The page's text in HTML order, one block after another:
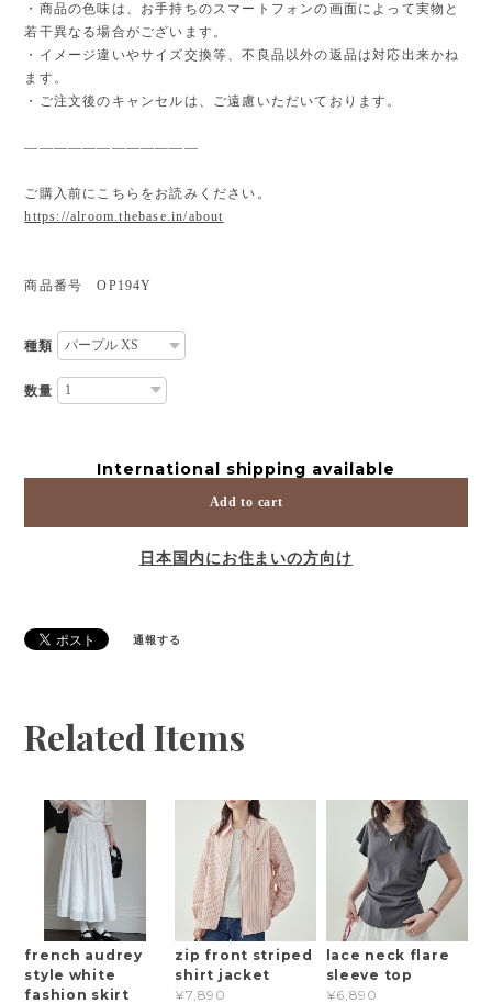
・商品の色味は、お手持ちのスマートフォンの画面によって実物と
若干異なる場合がございます。
・イメージ違いやサイズ交換等、不良品以外の返品は対応出来かね
ます。
・ご注文後のキャンセルは、ご遠慮いただいております。
————————————
ご購入前にこちらをお読みください。
https://alroom.thebase.in/about
商品番号 OP194Y
種類
数量
International shipping available
Add to cart
日本国内にお住まいの方向け
通報する
Related Items
french audrey
style white
fashion skirt
zip front striped
shirt jacket
¥7,890
lace neck flare
sleeve top
¥6,890